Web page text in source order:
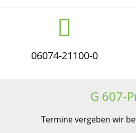
06074-21100-0
G 607-
Termine vergeben wir